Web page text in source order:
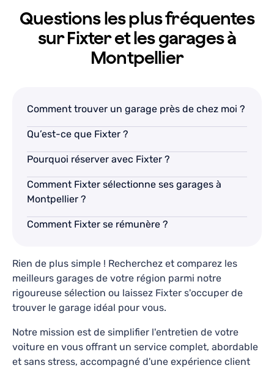
3bis Rue de Claret, Hérault, Occitanie, 34070
Lundi-Vendredi: 08h30 - 12h00
Révision, Vidange, Diagnostic, Réparations
J'ai pris rendez-vous dans cette carrosserie
pour faire changer le pare-chocs de ma Polo et
la pièce (que j'avais commandé moi-même et qui
est arrivée fissurée) a même été réparée
Willy Paul
Nurit Richard
20 Boulevard Berthelot, Hérault, Occitanie, 34000
Révision, Vidange, Diagnostic, Réparations
Questions les plus fréquentes
sur Fixter et les garages à
Montpellier
Comment trouver un garage près de chez moi ?
Qu’est-ce que Fixter ?
Pourquoi réserver avec Fixter ?
Comment Fixter sélectionne ses garages à
Montpellier ?
Comment Fixter se rémunère ?
Rien de plus simple ! Recherchez et comparez les
meilleurs garages de votre région parmi notre
rigoureuse sélection ou laissez Fixter s'occuper de
trouver le garage idéal pour vous.
Notre mission est de simplifier l'entretien de votre
voiture en vous offrant un service complet, abordable
et sans stress, accompagné d'une expérience client